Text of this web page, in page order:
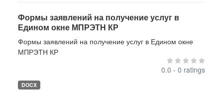
Формы заявлений на получение услуг в
Едином окне МПРЭТН КР
Формы заявлений на получение услуг в Едином окне
МПРЭТН КР
0.0 - 0 ratings
DOCX